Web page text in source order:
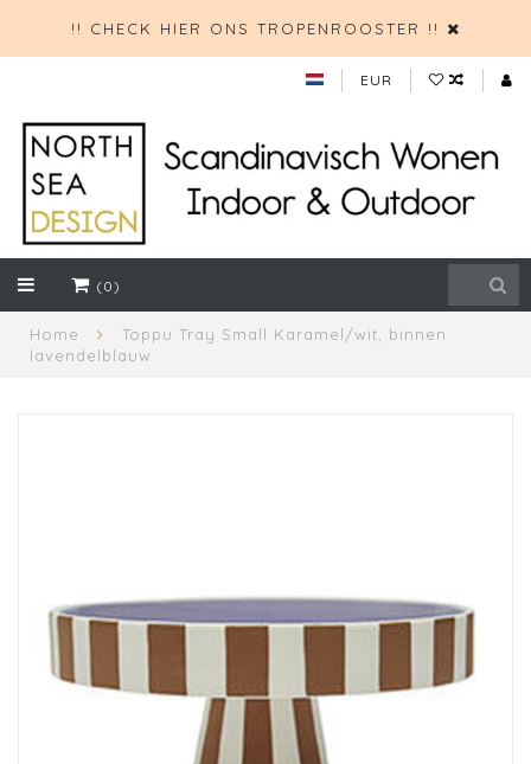
!! CHECK HIER ONS TROPENROOSTER !!
EUR
(0)
Home
Toppu Tray Small Karamel/wit, binnen
lavendelblauw